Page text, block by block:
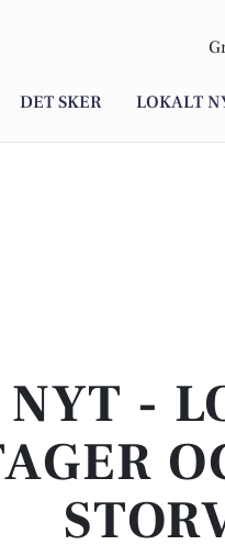
DET SKER LOKALT
NYT -